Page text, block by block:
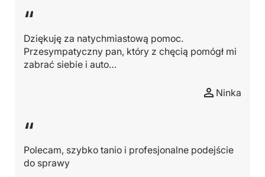
“
Dziękuję za natychmiastową pomoc.
Przesympatyczny pan, który z chęcią pomógł mi
zabrać siebie i auto…
Ninka
“
Polecam, szybko tanio i profesjonalne podejście
do sprawy